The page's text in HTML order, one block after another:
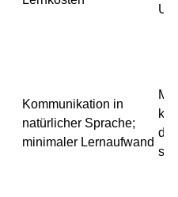
Kommunikation in
natürlicher Sprache;
minimaler Lernaufwand